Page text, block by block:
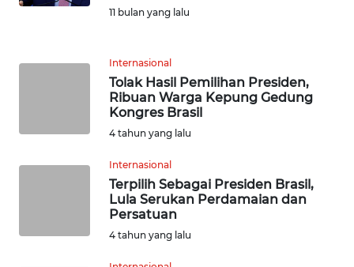
11 bulan yang lalu
Internasional
Tolak Hasil Pemilihan Presiden,
Ribuan Warga Kepung Gedung
Kongres Brasil
4 tahun yang lalu
Internasional
Terpilih Sebagai Presiden Brasil,
Lula Serukan Perdamaian dan
Persatuan
4 tahun yang lalu
WN
BARAT